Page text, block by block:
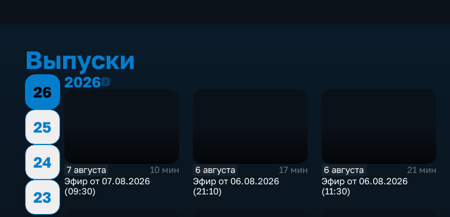
Выпуски
26
25
24
23
20262026
7 августа
10 мин
Эфир от 07.08.2026
(09:30)
6 августа
17 мин
Эфир от 06.08.2026
(21:10)
6 августа
21 мин
Эфир от 06.08.2026
(11:30)